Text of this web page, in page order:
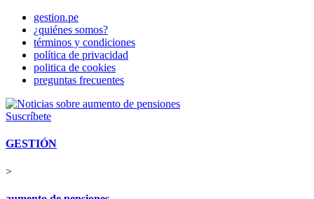
gestion.pe
¿quiénes somos?
términos y condiciones
política de privacidad
politica de cookies
preguntas frecuentes
Suscríbete
GESTIÓN
>